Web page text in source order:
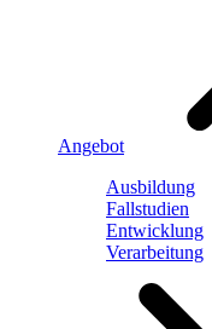
Angebot
Ausbildung
Fallstudien
Entwicklung
Verarbeitung